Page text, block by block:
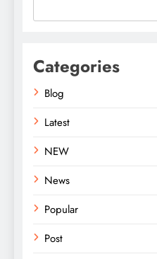
Categories
Blog
Latest
NEW
News
Popular
Post